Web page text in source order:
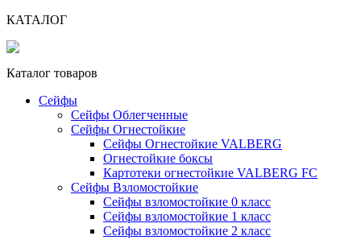
КАТАЛОГ
Каталог товаров
Сейфы
Сейфы Облегченные
Сейфы Огнестойкие
Сейфы Огнестойкие VALBERG
Огнестойкие боксы
Картотеки огнестойкие VALBERG FC
Сейфы Взломостойкие
Сейфы взломостойкие 0 класс
Сейфы взломостойкие 1 класс
Сейфы взломостойкие 2 класс